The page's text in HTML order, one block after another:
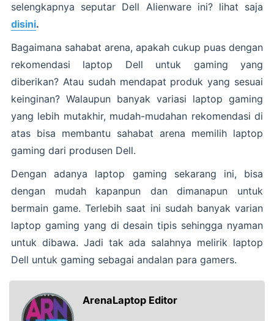
selengkapnya seputar Dell Alienware ini? lihat saja
disini.
Bagaimana sahabat arena, apakah cukup puas dengan
rekomendasi laptop Dell untuk gaming yang
diberikan? Atau sudah mendapat produk yang sesuai
keinginan? Walaupun banyak variasi laptop gaming
yang lebih mutakhir, mudah-mudahan rekomendasi di
atas bisa membantu sahabat arena memilih laptop
gaming dari produsen Dell.
Dengan adanya laptop gaming sekarang ini, bisa
dengan mudah kapanpun dan dimanapun untuk
bermain game. Terlebih saat ini sudah banyak varian
laptop gaming yang di desain tipis sehingga nyaman
untuk dibawa. Jadi tak ada salahnya melirik laptop
Dell untuk gaming sebagai andalan para gamers.
ArenaLaptop Editor